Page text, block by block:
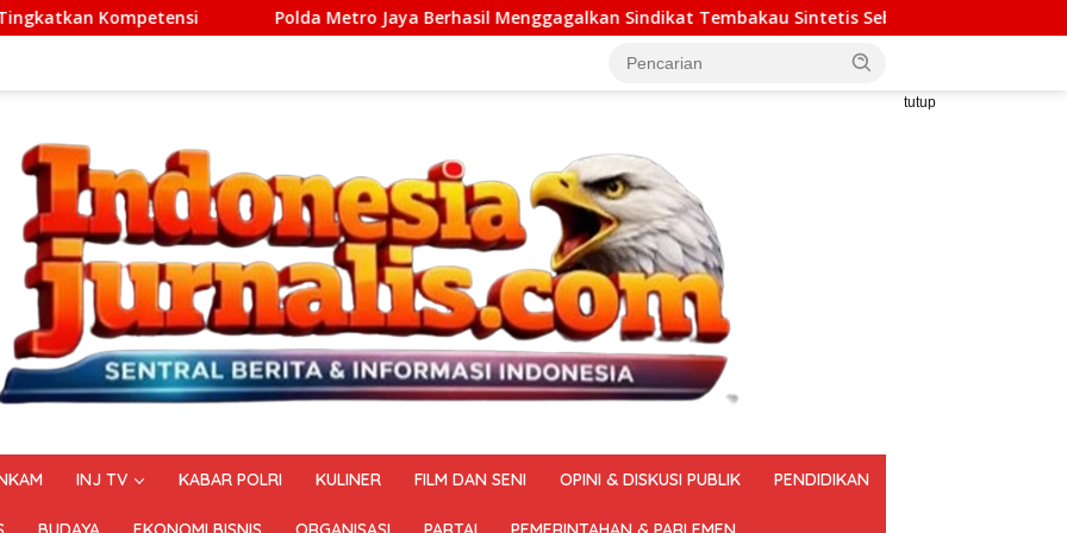
Polda Metro Jaya Berhasil Menggagalkan Sindikat Tembakau Sintetis Seberat 995 Gram Mengoptimalkan
tutup
INJ TV KABAR POLRI KULINER FILM DAN SENI OPINI & DISKUSI PUBLIK PENDIDIKAN